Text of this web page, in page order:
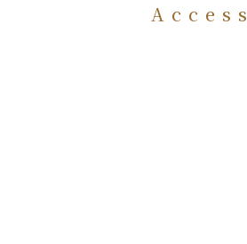
Access